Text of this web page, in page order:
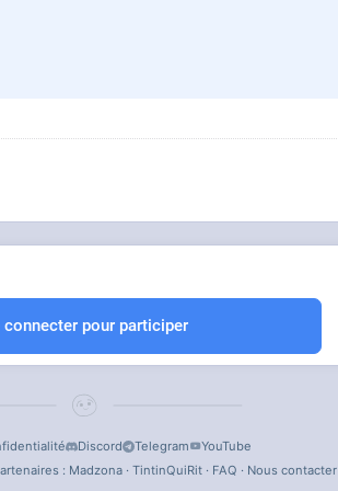
connecter pour participer
Discord Telegram
YouTube
: Madzona ·TintinQuiRit · FAQ · Nous contacter